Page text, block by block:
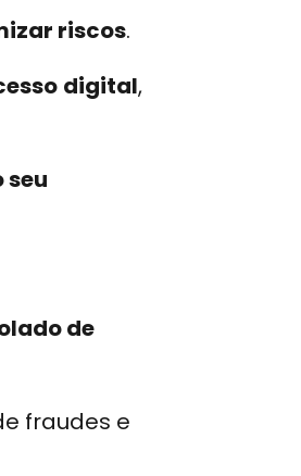
riscos.
digital,
seu
de
fraudes e